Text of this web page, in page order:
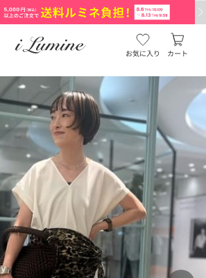
お気に入り カート